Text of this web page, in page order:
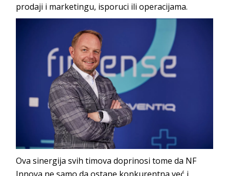
prodaji i marketingu, isporuci ili operacijama.
Ova sinergija svih timova doprinosi tome da NF